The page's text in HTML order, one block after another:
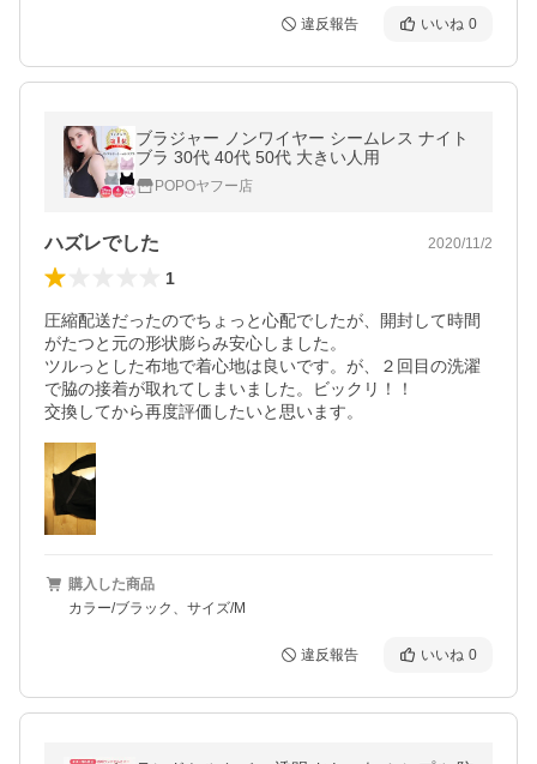
違反報告 いいね 0
ブラジャー ノンワイヤー シームレス ナイト
ブラ 30代 40代 50代 大きい人用
POPOヤフー店
ハズレでした 2020/11/2
1
圧縮配送だったのでちょっと心配でしたが、開封して時間
がたつと元の形状膨らみ安心しました。
ツルっとした布地で着心地は良いです。が、２回目の洗濯
で脇の接着が取れてしまいました。ビックリ！！
交換してから再度評価したいと思います。
購入した商品
カラー/ブラック、サイズ/M
違反報告 いいね 0